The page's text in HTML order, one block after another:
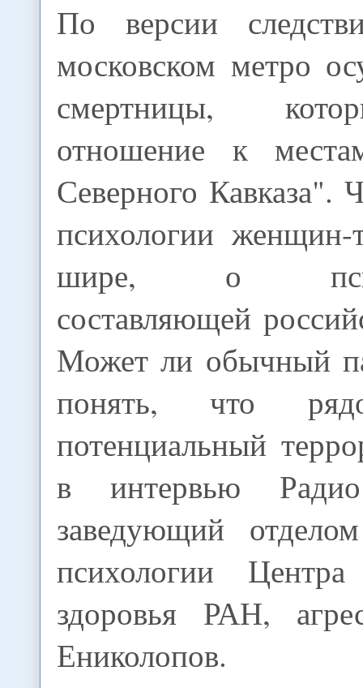
По версии
московском метро
смертницы,
отношение к
Северного Кавказа".
психологии женщин-
шире, о
составляющей
Может ли обычный
понять, что
потенциальный
в интервью
заведующий
психологии Центра
здоровья РАН,
Ениколопов.